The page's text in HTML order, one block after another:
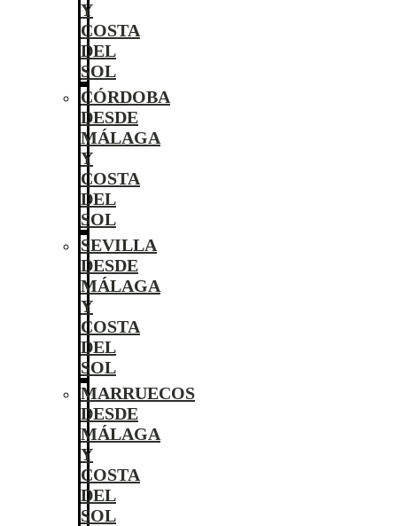
Y
COSTA
DEL
SOL
CÓRDOBA
DESDE
MÁLAGA
Y
COSTA
DEL
SOL
SEVILLA
DESDE
MÁLAGA
Y
COSTA
DEL
SOL
MARRUECOS
DESDE
MÁLAGA
Y
COSTA
DEL
SOL